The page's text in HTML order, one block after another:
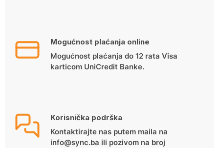
Mogućnost plaćanja online
Mogućnost plaćanja do 12 rata Visa
karticom UniCredit Banke.
Korisnička podrška
Kontaktirajte nas putem maila na
info@sync.ba ili pozivom na broj